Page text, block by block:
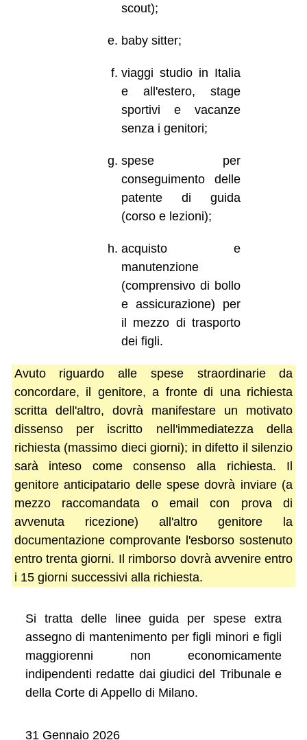
scout);
baby sitter;
viaggi studio in Italia
e all'estero, stage
sportivi e vacanze
senza i genitori;
spese per
conseguimento delle
patente di guida
(corso e lezioni);
acquisto e
manutenzione
(comprensivo di bollo
e assicurazione) per
il mezzo di trasporto
dei figli.
Avuto riguardo alle spese straordinarie da
concordare, il genitore, a fronte di una richiesta
scritta dell'altro, dovrà manifestare un motivato
dissenso per iscritto nell'immediatezza della
richiesta (massimo dieci giorni); in difetto il silenzio
sarà inteso come consenso alla richiesta. Il
genitore anticipatario delle spese dovrà inviare (a
mezzo raccomandata o email con prova di
avvenuta ricezione) all'altro genitore la
documentazione comprovante l'esborso sostenuto
entro trenta giorni. Il rimborso dovrà avvenire entro
i 15 giorni successivi alla richiesta.
Si tratta delle linee guida per spese extra
assegno di mantenimento per figli minori e figli
maggiorenni non economicamente
indipendenti redatte dai giudici del Tribunale e
della Corte di Appello di Milano.
31 Gennaio 2026